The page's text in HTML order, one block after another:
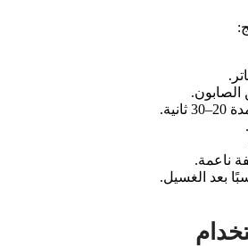
الصابون.
ناعمة.
بعد الغسيل.